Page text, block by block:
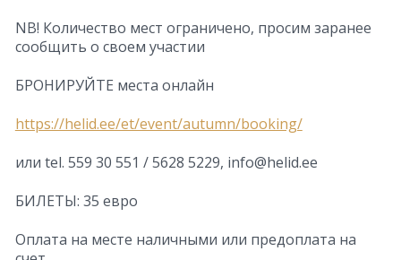
NB! Количество мест ограничено, просим заранее
сообщить о своем участии
БРОНИРУЙТЕ места онлайн
https://helid.ee/et/event/autumn/booking/
или tel. 559 30 551 / 5628 5229, info@helid.ee
БИЛЕТЫ: 35 евро
Оплата на месте наличными или предоплата на